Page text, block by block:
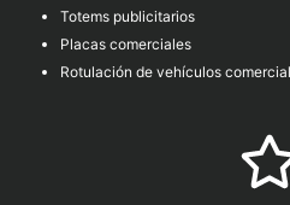
Totems publicitarios
Placas comerciales
Rotulación de vehículos